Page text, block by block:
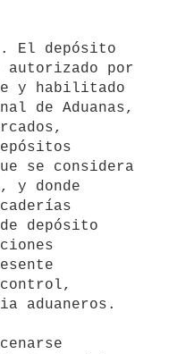
autorizado por
y habilitado
de Aduanas,
se considera
y donde
depósito
aduaneros.